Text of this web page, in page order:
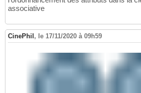
associative
CinePhil , le 17/11/2020 à 09h59